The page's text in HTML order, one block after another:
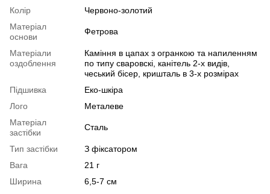
Колір
Червоно-золотий
Матеріал
основи
Фетрова
Матеріали
оздоблення
Каміння в цапах з огранкою та напиленням
по типу сваровскі, канітель 2-х видів,
чеський бісер, кришталь в 3-х розмірах
Підшивка
Еко-шкіра
Лого
Металеве
Матеріал
застібки
Сталь
Тип застібки
З фіксатором
Вага
21 г
Ширина
6,5-7 см